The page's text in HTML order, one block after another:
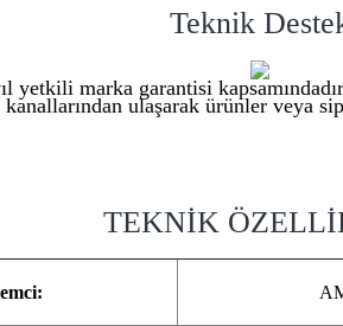
Teknik
yetkili marka garantisi
kanallarından ulaşarak ürünler veya
TEKNİK